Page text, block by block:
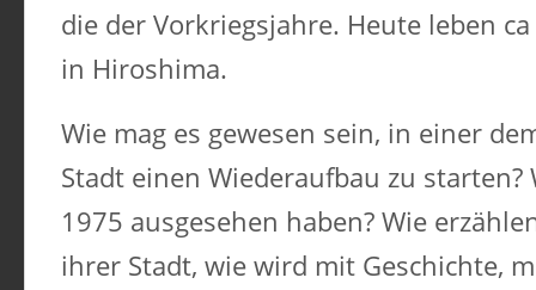
die der Vorkriegsjahre. Heute leben
in Hiroshima.
Wie mag es gewesen sein, in einer
Stadt einen Wiederaufbau zu starten?
1975 ausgesehen haben? Wie
ihrer Stadt, wie wird mit Geschichte,